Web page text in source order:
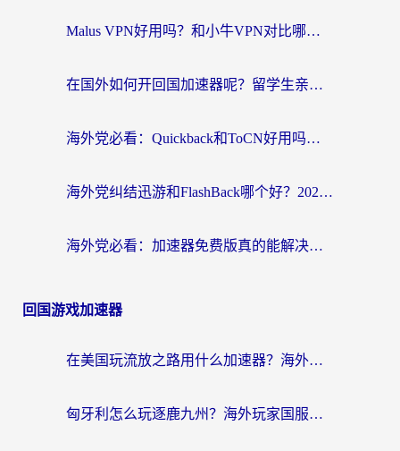
Malus VPN好用吗？和小牛VPN对比哪个回国效果更好？海外党亲测实用指南
在国外如何开回国加速器呢？留学生亲测的无缝访问国内资源指南
海外党必看：Quickback和ToCN好用吗？3分钟选对回国加速器的实用指南
海外党纠结迅游和FlashBack哪个好？2026实用指南教你选对回国加速器
海外党必看：加速器免费版真的能解决回国访问难题吗？附实用选择指南
回国游戏加速器
在美国玩流放之路用什么加速器？海外党国服游戏不卡顿的终极攻略
匈牙利怎么玩逐鹿九州？海外玩家国服游戏加速器终极指南（附永劫无间荣耀新三国解决方案）